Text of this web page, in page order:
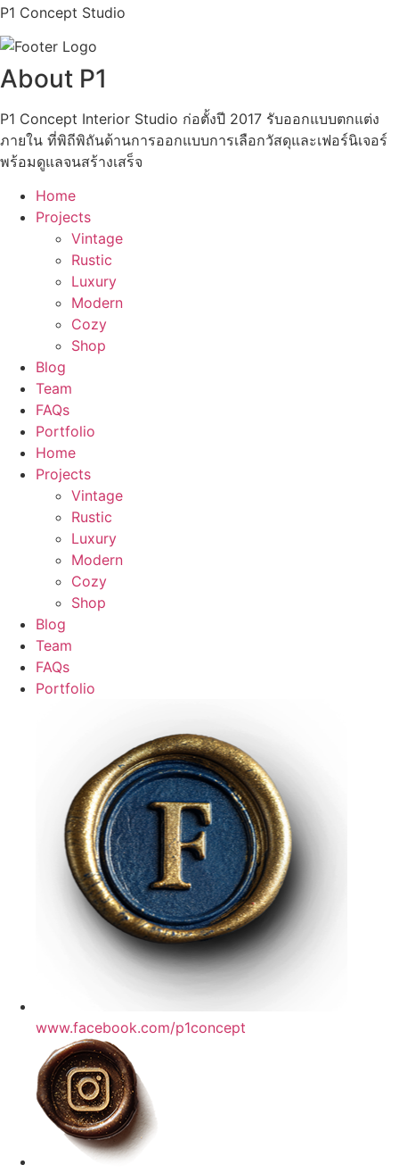
P1 Concept Studio
About P1
P1 Concept Interior Studio ก่อตั้งปี 2017 รับออกแบบตกแต่ง
ภายใน ที่พิถีพิถันด้านการออกแบบการเลือกวัสดุและเฟอร์นิเจอร์
พร้อมดูแลจนสร้างเสร็จ
Home
Projects
Vintage
Rustic
Luxury
Modern
Cozy
Shop
Blog
Team
FAQs
Portfolio
Home
Projects
Vintage
Rustic
Luxury
Modern
Cozy
Shop
Blog
Team
FAQs
Portfolio
www.facebook.com/p1concept